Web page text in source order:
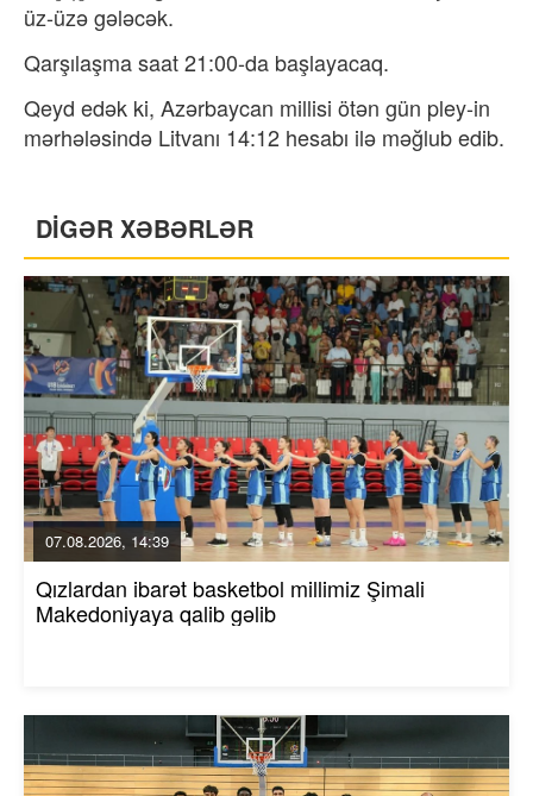
üz-üzə gələcək.
Qarşılaşma saat 21:00-da başlayacaq.
Qeyd edək ki, Azərbaycan millisi ötən gün pley-in
mərhələsində Litvanı 14:12 hesabı ilə məğlub edib.
DİGƏR XƏBƏRLƏR
07.08.2026, 14:39
Qızlardan ibarət basketbol millimiz Şimali
Makedoniyaya qalib gəlib